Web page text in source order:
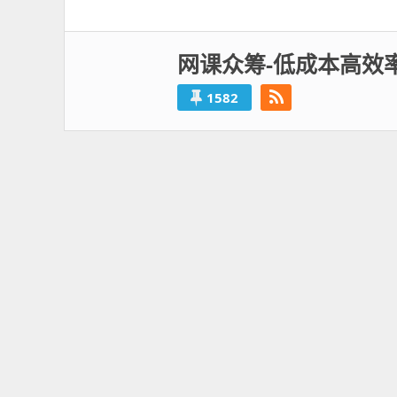
导
航
篇：
网课众筹-低成本高效
1582